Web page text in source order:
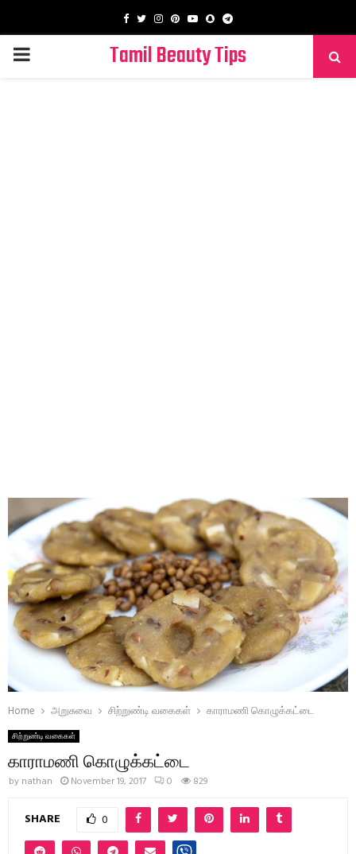
Facebook
TwitterInstagram
PinterestYoutube
SnapchatTelegram
PRIMARY
Tamil Beauty Tips
Home அறுசுவை சிற்றுண்டி வகைகள் காராமணி கொழுக்கட்டை
சிற்றுண்டி வகைகள்
காராமணி கொழுக்கட்டை
by nathan November 19, 2017 0 829
SHARE 0